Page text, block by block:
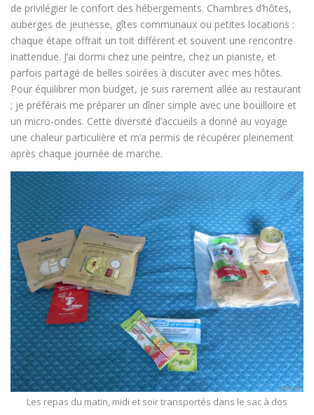
de privilégier le confort des hébergements. Chambres d’hôtes,
auberges de jeunesse, gîtes communaux ou petites locations :
chaque étape offrait un toit différent et souvent une rencontre
inattendue. J’ai dormi chez une peintre, chez un pianiste, et
parfois partagé de belles soirées à discuter avec mes hôtes.
Pour équilibrer mon budget, je suis rarement allée au restaurant
; je préférais me préparer un dîner simple avec une bouilloire et
un micro-ondes. Cette diversité d’accueils a donné au voyage
une chaleur particulière et m’a permis de récupérer pleinement
après chaque journée de marche.
Les repas du matin, midi et soir transportés dans le sac à dos